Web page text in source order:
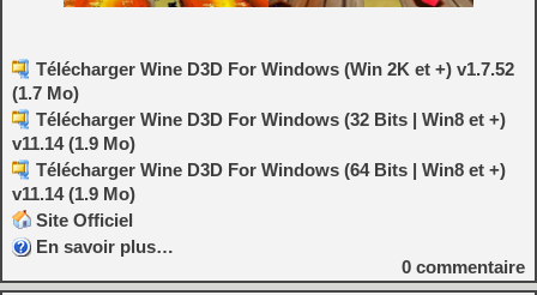
Télécharger Wine D3D For Windows (Win 2K et +) v1.7.52
(1.7 Mo)
Télécharger Wine D3D For Windows (32 Bits | Win8 et +)
v11.14 (1.9 Mo)
Télécharger Wine D3D For Windows (64 Bits | Win8 et +)
v11.14 (1.9 Mo)
Site Officiel
En savoir plus…
0 commentaire